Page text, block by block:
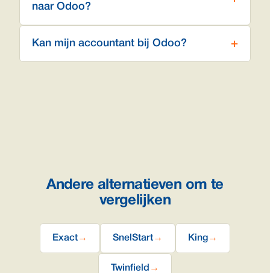
naar Odoo?
Kan mijn accountant bij Odoo?
Andere alternatieven om te
vergelijken
Exact → SnelStart → King →
Twinfield →